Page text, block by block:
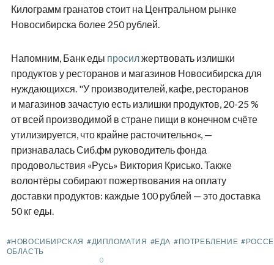
Килограмм гранатов стоит на Центральном рынке
Новосибирска более 250 рублей.
Напомним, Банк еды просилжертвовать излишки
продуктов у ресторанов и магазинов Новосибирска для
нуждающихся. "У производителей, кафе, ресторанов
и магазинов зачастую есть излишки продуктов, 20-25 %
от всей производимой в стране пищи в конечном счёте
утилизируется, что крайне расточительно«, —
признавалась Сиб.фм руководитель фонда
продовольствия «Русь» Виктория Крисько. Также
волонтёры собирают пожертвования на оплату
доставки продуктов: каждые 100 рублей — это доставка
50 кг еды.
#НОВОСИБИРСКАЯ
ОБЛАСТЬ
#ДИПЛОМАТИЯ #ЕДА #ПОТРЕБЛЕНИЕ
0